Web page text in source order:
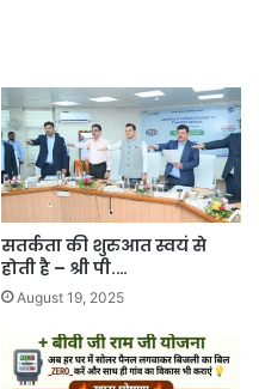
सतर्कता की शुरुआत स्वयं से
होती है – श्री पी.…
August 19, 2025